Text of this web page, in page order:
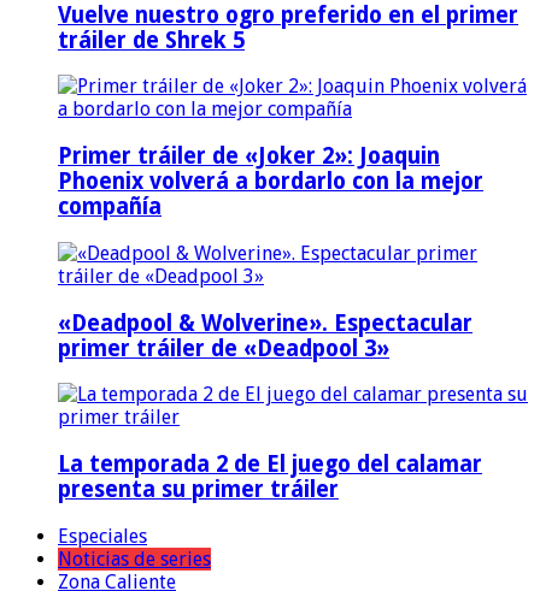
Vuelve nuestro ogro preferido en el primer
tráiler de Shrek 5
Primer tráiler de «Joker 2»: Joaquin
Phoenix volverá a bordarlo con la mejor
compañía
«Deadpool & Wolverine». Espectacular
primer tráiler de «Deadpool 3»
La temporada 2 de El juego del calamar
presenta su primer tráiler
Especiales
Noticias de series
Zona Caliente